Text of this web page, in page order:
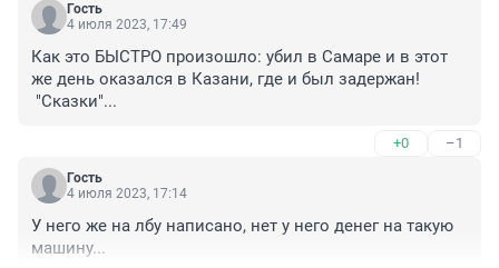
Гость
4 июля 2023, 17:49
Как это БЫСТРО произошло: убил в Самаре и в этот
же день оказался в Казани, где и был задержан!
"Сказки"...
+0 –1
Гость
4 июля 2023, 17:14
У него же на лбу написано, нет у него денег на такую
машину...